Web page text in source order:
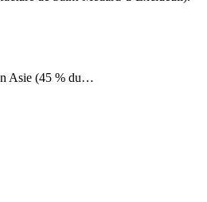
Asie (45 % du…